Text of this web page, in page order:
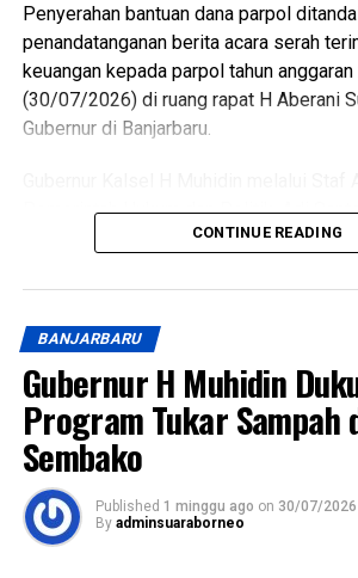
Penyerahan bantuan dana parpol
penandatanganan berita acara serah
keuangan kepada parpol tahun
(30/07/2026) di ruang rapat H Aberani
Gubernur di Banjarbaru.
Pemerintah Hukum dan Politik, Adi
dana bantuan ini dioptimalkan dan
berkaitan dengan masyarakat seperti
dan pangkaderan, selebihnya untuk
“Agar kemanfaatannya bisa benar-benar
masyarakat Banua di Kalimantan
(Gubernur H Muhidin,red), ” ujar Adi
kegiatan.
Pada kesempatan itu, Adi juga
Gubernur H Muhidin kepada Badan
CONTINUE READING
BANJARBARU
Gubernur H Muhidin
Program Tukar Sampah
Sembako
Published 1 minggu ago on 30/07/2026
By adminsuaraborneo